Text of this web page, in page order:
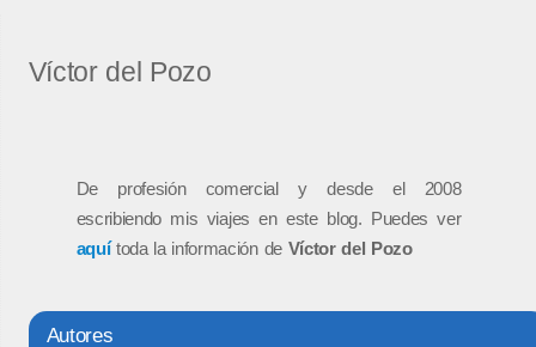
Víctor del Pozo
De profesión comercial y desde el 2008
escribiendo mis viajes en este blog. Puedes ver
aquítoda la información de Víctor del Pozo
Autores